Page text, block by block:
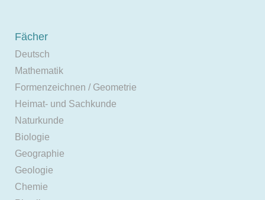
Fächer
Deutsch
Mathematik
Formenzeichnen / Geometrie
Heimat- und Sachkunde
Naturkunde
Biologie
Geographie
Geologie
Chemie